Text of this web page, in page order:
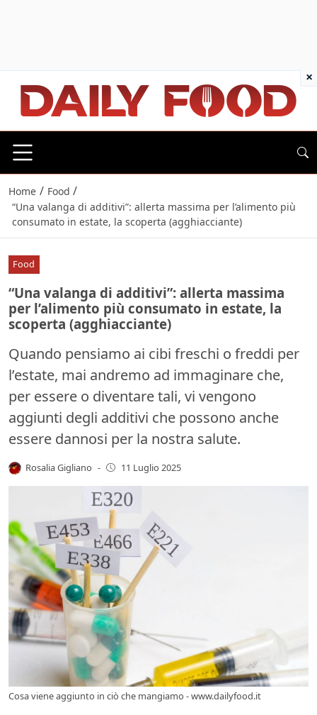
Home / Food /
“Una valanga di additivi”: allerta massima per l’alimento più
consumato in estate, la scoperta (agghiacciante)
Food
“Una valanga di additivi”: allerta massima
per l’alimento più consumato in estate, la
scoperta (agghiacciante)
Quando pensiamo ai cibi freschi o freddi per
l’estate, mai andremo ad immaginare che,
per essere o diventare tali, vi vengono
aggiunti degli additivi che possono anche
essere dannosi per la nostra salute.
Rosalia Gigliano - 11 Luglio 2025
Cosa viene aggiunto in ciò che mangiamo - www.dailyfood.it
×